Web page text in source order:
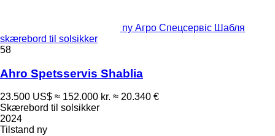
ny Агро Спецсервіс Шабля
skærebord til solsikker
58
Ahro Spetsservis Shablia
23.500 US$ ≈ 152.000 kr. ≈ 20.340 €
Skærebord til solsikker
2024
Tilstand ny